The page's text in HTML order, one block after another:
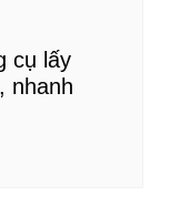
cụ lấy
nhanh